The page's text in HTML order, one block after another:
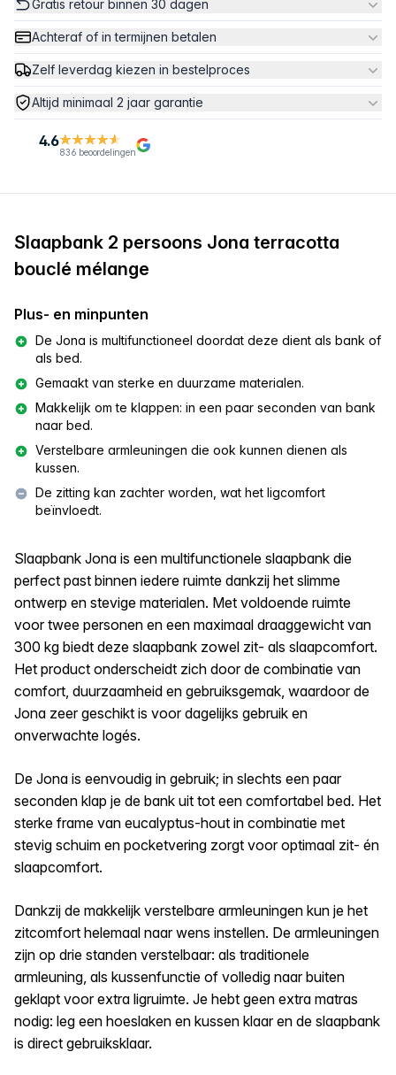
Gratis retour binnen 30 dagen
Achteraf of in termijnen betalen
Zelf leverdag kiezen in bestelproces
Altijd minimaal 2 jaar garantie
4.6
836 beoordelingen
Slaapbank 2 persoons Jona terracotta
bouclé mélange
Plus- en minpunten
De Jona is multifunctioneel doordat deze dient als bank of
als bed.
Gemaakt van sterke en duurzame materialen.
Makkelijk om te klappen: in een paar seconden van bank
naar bed.
Verstelbare armleuningen die ook kunnen dienen als
kussen.
De zitting kan zachter worden, wat het ligcomfort
beïnvloedt.
Slaapbank Jona is een multifunctionele slaapbank die
perfect past binnen iedere ruimte dankzij het slimme
ontwerp en stevige materialen. Met voldoende ruimte
voor twee personen en een maximaal draaggewicht van
300 kg biedt deze slaapbank zowel zit- als slaapcomfort.
Het product onderscheidt zich door de combinatie van
comfort, duurzaamheid en gebruiksgemak, waardoor de
Jona zeer geschikt is voor dagelijks gebruik en
onverwachte logés.
De Jona is eenvoudig in gebruik; in slechts een paar
seconden klap je de bank uit tot een comfortabel bed. Het
sterke frame van eucalyptus-hout in combinatie met
stevig schuim en pocketvering zorgt voor optimaal zit- én
slaapcomfort.
Dankzij de makkelijk verstelbare armleuningen kun je het
zitcomfort helemaal naar wens instellen. De armleuningen
zijn op drie standen verstelbaar: als traditionele
armleuning, als kussenfunctie of volledig naar buiten
geklapt voor extra ligruimte. Je hebt geen extra matras
nodig: leg een hoeslaken en kussen klaar en de slaapbank
is direct gebruiksklaar.